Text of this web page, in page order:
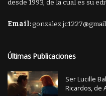
desde 1993, de la cual es su
Email:
Últimas Publicaciones
Ser Lucille
Ricardos, de